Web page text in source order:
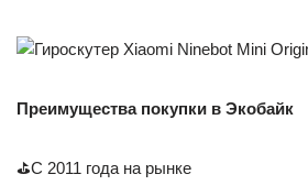
Преимущества покупки в Экобайк
⛳С 2011 года на рынке